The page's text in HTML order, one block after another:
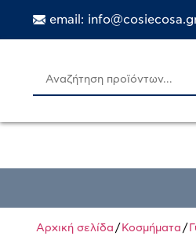
email:
Αρχική σελίδα / Κοσμήματα /